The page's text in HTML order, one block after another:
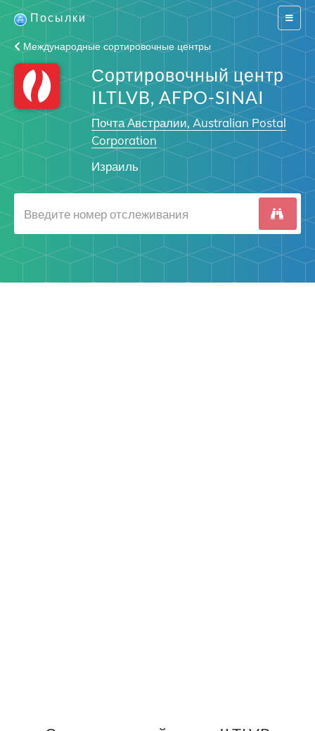
Switch
Посылки
Международные сортировочные центры
Сортировочный центр
ILTLVB, AFPO-SINAI
Почта Австралии, Australian Postal
Corporation
Израиль